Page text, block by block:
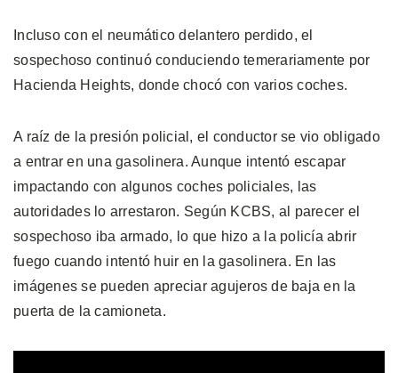
Incluso con el neumático delantero perdido, el
sospechoso continuó conduciendo temerariamente por
Hacienda Heights, donde chocó con varios coches.
A raíz de la presión policial, el conductor se vio obligado
a entrar en una gasolinera. Aunque intentó escapar
impactando con algunos coches policiales, las
autoridades lo arrestaron. Según KCBS, al parecer el
sospechoso iba armado, lo que hizo a la policía abrir
fuego cuando intentó huir en la gasolinera. En las
imágenes se pueden apreciar agujeros de baja en la
puerta de la camioneta.